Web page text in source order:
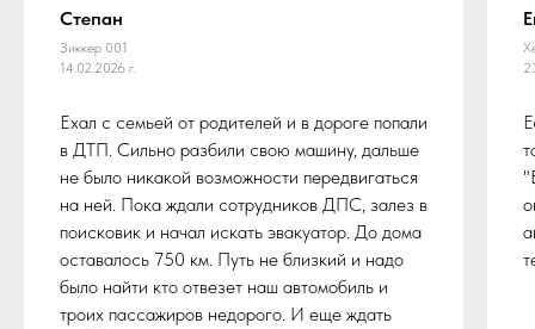
Степан
Зиккер 001
14.02.2026 г.
Ехал с семьей от родителей и в дороге попали
в ДТП. Сильно разбили свою машину, дальше
не было никакой возможности передвигаться
на ней. Пока ждали сотрудников ДПС, залез в
поисковик и начал искать эвакуатор. До дома
оставалось 750 км. Путь не близкий и надо
было найти кто отвезет наш автомобиль и
троих пассажиров недорого. И еще ждать